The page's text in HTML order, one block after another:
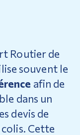
Routier de
souvent le
afin de
dans un
devis de
Cette